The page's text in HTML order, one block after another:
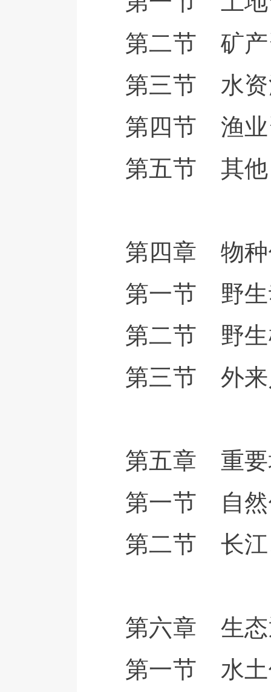
第二节 矿产
第三节 水
第四节 渔业
第五节 其他
第四章 物种
第一节 野生
第二节 野生
第三节 外来
第五章 重要
第一节 自然
第二节 长江
第六章 生态
第一节 水土